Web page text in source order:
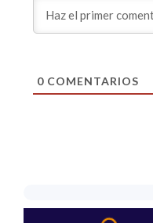
0COMENTARIOS